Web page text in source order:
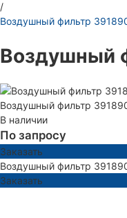
/
Воздушный фильтр
Воздушный
Воздушный фильтр
В наличии
По запросу
Заказать
Воздушный фильтр
Заказать